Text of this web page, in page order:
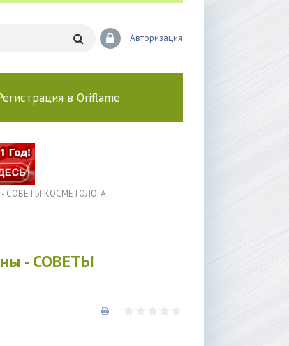
Авторизация
в Oriflame
- СОВЕТЫ КОСМЕТОЛОГА
- СОВЕТЫ